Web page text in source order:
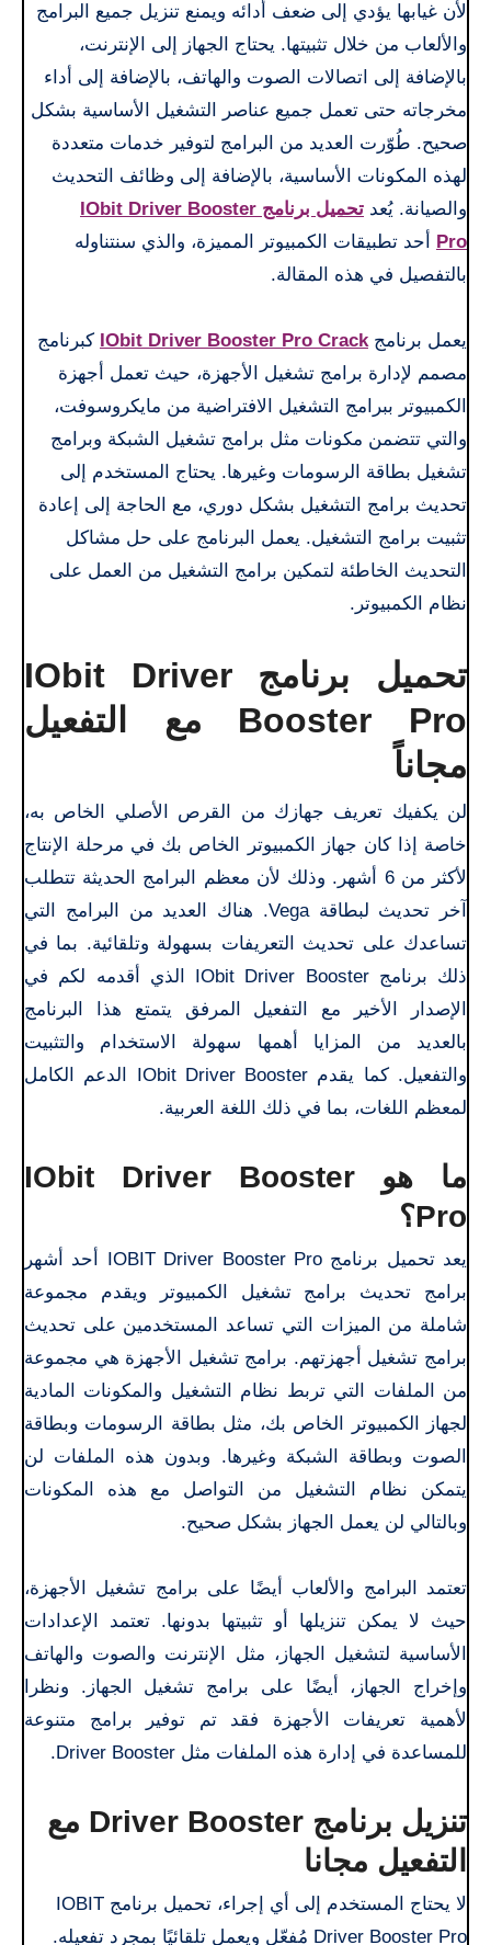
لأن غيابها يؤدي إلى ضعف أدائه ويمنع تنزيل جميع البرامج
والألعاب من خلال تثبيتها. يحتاج الجهاز إلى الإنترنت،
بالإضافة إلى اتصالات الصوت والهاتف، بالإضافة إلى أداء
مخرجاته حتى تعمل جميع عناصر التشغيل الأساسية بشكل
صحيح. طُوّرت العديد من البرامج لتوفير خدمات متعددة
لهذه المكونات الأساسية، بالإضافة إلى وظائف التحديث
والصيانة. يُعد
تحميل برنامج IObit Driver Booster
Pro
أحد تطبيقات الكمبيوتر المميزة، والذي سنتناوله
بالتفصيل في هذه المقالة.
يعمل برنامجIObit Driver Booster Pro Crack كبرنامج
مصمم لإدارة برامج تشغيل الأجهزة، حيث تعمل أجهزة
الكمبيوتر ببرامج التشغيل الافتراضية من مايكروسوفت،
والتي تتضمن مكونات مثل برامج تشغيل الشبكة وبرامج
تشغيل بطاقة الرسومات وغيرها. يحتاج المستخدم إلى
تحديث برامج التشغيل بشكل دوري، مع الحاجة إلى إعادة
تثبيت برامج التشغيل. يعمل البرنامج على حل مشاكل
التحديث الخاطئة لتمكين برامج التشغيل من العمل على
نظام الكمبيوتر.
تحميل برنامج IObit Driver
Booster Pro مع التفعيل
مجاناً
لن يكفيك تعريف جهازك من القرص الأصلي الخاص به،
خاصة إذا كان جهاز الكمبيوتر الخاص بك في مرحلة الإنتاج
لأكثر من 6 أشهر. وذلك لأن معظم البرامج الحديثة تتطلب
آخر تحديث لبطاقة Vega. هناك العديد من البرامج التي
تساعدك على تحديث التعريفات بسهولة وتلقائية. بما في
ذلك برنامج IObit Driver Booster الذي أقدمه لكم في
الإصدار الأخير مع التفعيل المرفق يتمتع هذا البرنامج
بالعديد من المزايا أهمها سهولة الاستخدام والتثبيت
والتفعيل. كما يقدم IObit Driver Booster الدعم الكامل
لمعظم اللغات، بما في ذلك اللغة العربية.
ما هو IObit Driver Booster
Pro؟
يعد تحميل برنامج IOBIT Driver Booster Pro أحد أشهر
برامج تحديث برامج تشغيل الكمبيوتر ويقدم مجموعة
شاملة من الميزات التي تساعد المستخدمين على تحديث
برامج تشغيل أجهزتهم. برامج تشغيل الأجهزة هي مجموعة
من الملفات التي تربط نظام التشغيل والمكونات المادية
لجهاز الكمبيوتر الخاص بك، مثل بطاقة الرسومات وبطاقة
الصوت وبطاقة الشبكة وغيرها. وبدون هذه الملفات لن
يتمكن نظام التشغيل من التواصل مع هذه المكونات
وبالتالي لن يعمل الجهاز بشكل صحيح.
تعتمد البرامج والألعاب أيضًا على برامج تشغيل الأجهزة،
حيث لا يمكن تنزيلها أو تثبيتها بدونها. تعتمد الإعدادات
الأساسية لتشغيل الجهاز، مثل الإنترنت والصوت والهاتف
وإخراج الجهاز، أيضًا على برامج تشغيل الجهاز. ونظرا
لأهمية تعريفات الأجهزة فقد تم توفير برامج متنوعة
للمساعدة في إدارة هذه الملفات مثل Driver Booster.
تنزيل برنامج Driver Booster مع
التفعيل مجانا
لا يحتاج المستخدم إلى أي إجراء، تحميل برنامج IOBIT
Driver Booster Pro مُفعّل ويعمل تلقائيًا بمجرد تفعيله.